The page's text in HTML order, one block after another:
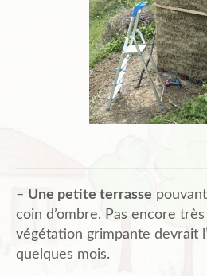
– Une petite terrasse
coin d’ombre. Pas encore
végétation grimpante devrait
quelques mois.